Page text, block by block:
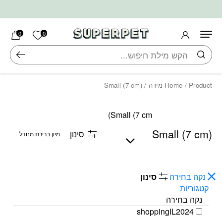
0 הרשימה
0
חיפוש
Home / Product מידה / Small (7 cm)
Small (7 cm)
Small (7 cm)
סינון
נקה בחירה
סינון
קטגוריות
נקה בחירה
shoppingIL2024